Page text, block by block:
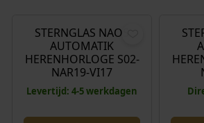
STERNGLAS NAOS
AUTOMATIK
HERENHORLOGE S02-
NAR19-VI17
Levertijd: 4-5 werkdagen